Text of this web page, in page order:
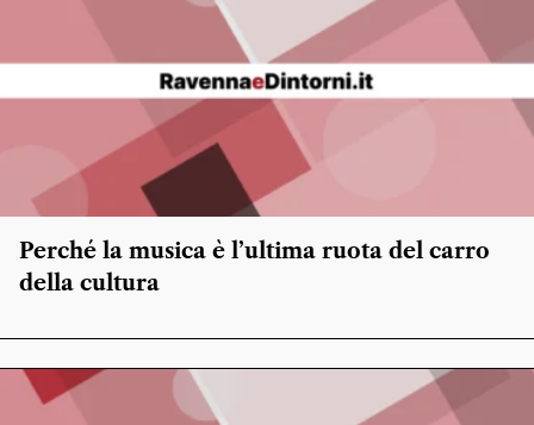
Perché la musica è l’ultima ruota del carro
della cultura